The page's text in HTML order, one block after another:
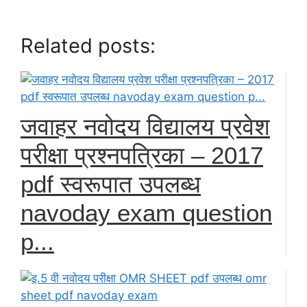
Related posts:
जवाहर नवोदय विद्यालय प्रवेश
परीक्षा प्रश्नपत्रिका – 2017
pdf स्वरूपात उपलब्ध
navoday exam question
p...